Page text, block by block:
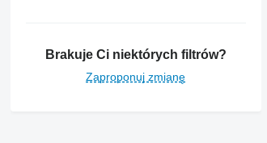
Brakuje Ci niektórych filtrów?
Zaproponuj zmianę